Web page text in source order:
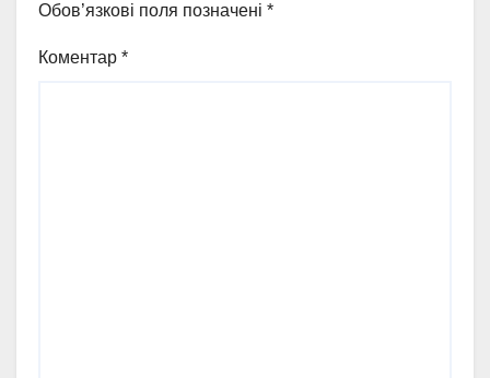
Обов’язкові поля позначені *
Коментар *